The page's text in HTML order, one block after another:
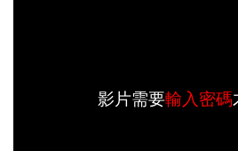
影片需要輸入密碼